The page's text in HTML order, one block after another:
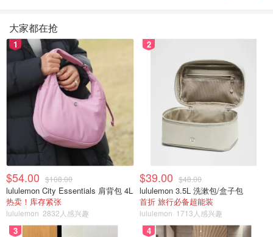
大家都在抢
1
$54.00 $108.00
lululemon City Essentials 肩背包 4L
热卖！库存紧张
lululemon 2832人感兴趣
2
$39.00 $48.00
lululemon 3.5L 洗漱包/盒子包
首折 旅行必备超能装
lululemon 1713人感兴趣
3 4